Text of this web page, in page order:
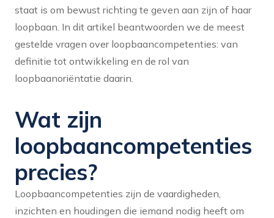
staat is om bewust richting te geven aan zijn of haar
loopbaan. In dit artikel beantwoorden we de meest
gestelde vragen over loopbaancompetenties: van
definitie tot ontwikkeling en de rol van
loopbaanoriëntatie daarin.
Wat zijn
loopbaancompetenties
precies?
Loopbaancompetenties zijn de vaardigheden,
inzichten en houdingen die iemand nodig heeft om